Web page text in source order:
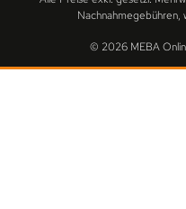
© 2026 MEBA
Nachnahmegebühren,